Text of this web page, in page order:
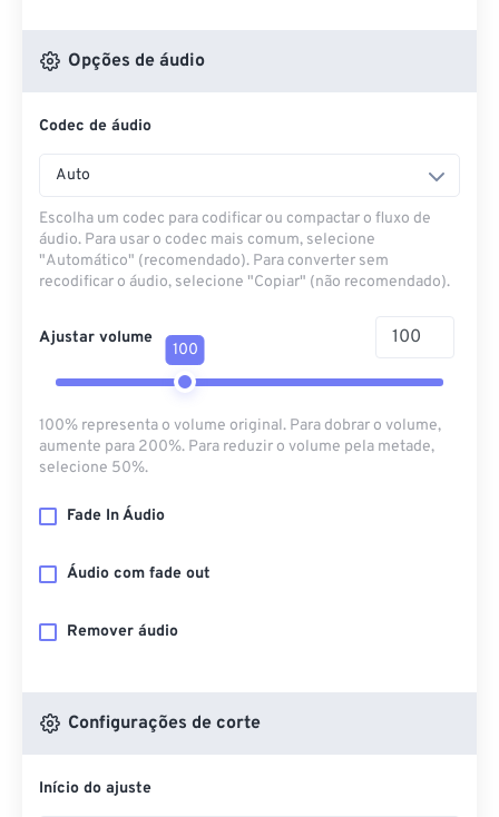
Opções de áudio
Codec de áudio
Auto
Escolha um codec para codificar ou compactar o fluxo de
áudio. Para usar o codec mais comum, selecione
"Automático" (recomendado). Para converter sem
recodificar o áudio, selecione "Copiar" (não recomendado).
Ajustar volume
100
100% representa o volume original. Para dobrar o volume,
aumente para 200%. Para reduzir o volume pela metade,
selecione 50%.
Fade In Áudio
Áudio com fade out
Remover áudio
Configurações de corte
Início do ajuste